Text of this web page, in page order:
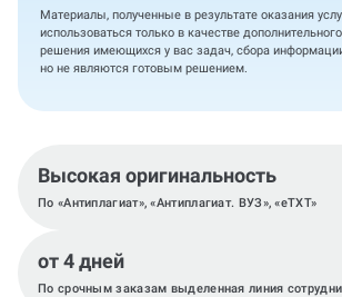
Материалы, полученные в результате оказания
использоваться только в качестве
решения имеющихся у вас задач, сбора
но не являются готовым решением.
Высокая оригинальность
По «Антиплагиат», «Антиплагиат. ВУЗ», «eTXT»
от 4 дней
По срочным заказам выделенная линия